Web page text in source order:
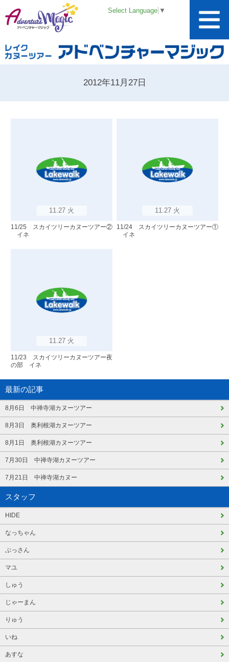
Select Language ▼
2012年11月27日
11.27 火
11/25 スカイツリーカヌーツアー②
イネ
11.27 火
11/24 スカイツリーカヌーツアー①
イネ
11.27 火
11/23 スカイツリーカヌーツアー夜
の部 イネ
最新の記事
8月6日 中禅寺湖カヌーツアー
8月3日 奥利根湖カヌーツアー
8月1日 奥利根湖カヌーツアー
7月30日 中禅寺湖カヌーツアー
7月21日 中禅寺湖カヌー
スタッフ
HIDE
なっちゃん
ぶっさん
マユ
しゅう
じゃーまん
りゅう
いね
あすな